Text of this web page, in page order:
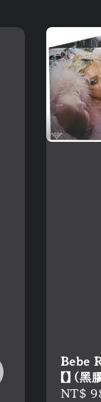
Bebe
【】 (
NT$